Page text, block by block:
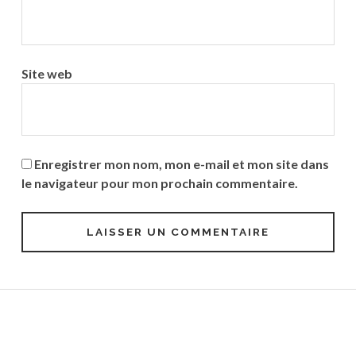
Site web
Enregistrer mon nom, mon e-mail et mon site dans
le navigateur pour mon prochain commentaire.